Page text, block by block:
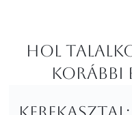
Hol
korábbi